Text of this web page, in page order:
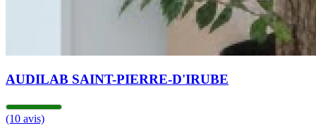
AUDILAB SAINT-PIERRE-D'IRUBE
(10 avis)